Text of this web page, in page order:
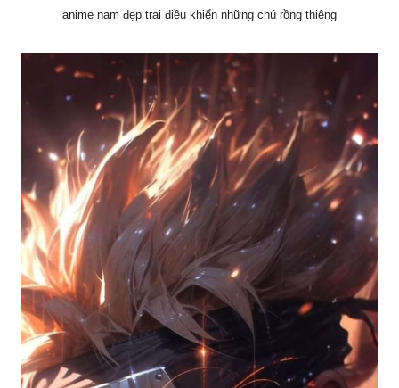
anime nam đẹp trai điều khiển những chú rồng thiêng